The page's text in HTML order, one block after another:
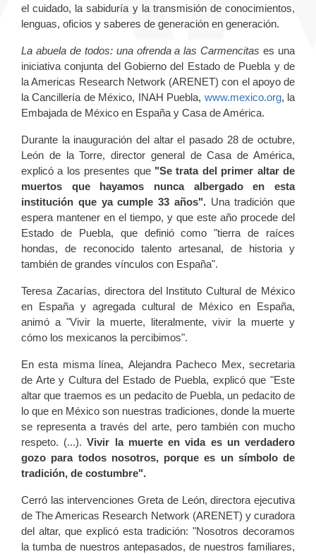
el cuidado, la sabiduría y la transmisión de conocimientos,
lenguas, oficios y saberes de generación en generación.
La abuela de todos: una ofrenda a las Carmencitas es una
iniciativa conjunta del Gobierno del Estado de Puebla y de
la Americas Research Network (ARENET) con el apoyo de
la Cancillería de México, INAH Puebla, www.mexico.org, la
Embajada de México en España y Casa de América.
Durante la inauguración del altar el pasado 28 de octubre,
León de la Torre, director general de Casa de América,
explicó a los presentes que "Se trata del primer altar de
muertos que hayamos nunca albergado en esta
institución que ya cumple 33 años".Una tradición que
espera mantener en el tiempo, y que este año procede del
Estado de Puebla, que definió como "tierra de raíces
hondas, de reconocido talento artesanal, de historia y
también de grandes vínculos con España".
Teresa Zacarías, directora del Instituto Cultural de México
en España y agregada cultural de México en España,
animó a "Vivir la muerte, literalmente, vivir la muerte y
cómo los mexicanos la percibimos".
En esta misma línea, Alejandra Pacheco Mex, secretaria
de Arte y Cultura del Estado de Puebla, explicó que "Este
altar que traemos es un pedacito de Puebla, un pedacito de
lo que en México son nuestras tradiciones, donde la muerte
se representa a través del arte, pero también con mucho
respeto. (...).Vivir la muerte en vida es un verdadero
gozo para todos nosotros, porque es un símbolo de
tradición, de costumbre".
Cerró las intervenciones Greta de León, directora ejecutiva
de The Americas Research Network (ARENET) y curadora
del altar, que explicó esta tradición: "Nosotros decoramos
la tumba de nuestros antepasados, de nuestros familiares,